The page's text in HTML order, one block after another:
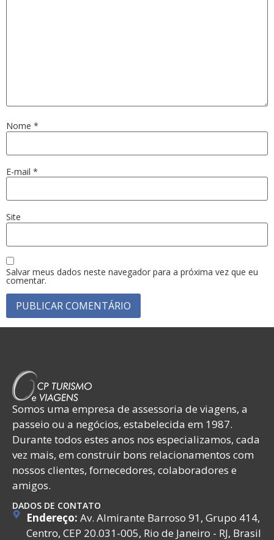
Nome *
E-mail *
Site
Salvar meus dados neste navegador para a próxima vez que eu
comentar.
Somos uma empresa de assessoria de viagens, a
passeio ou a negócios, estabelecida em 1987.
Durante todos estes anos nos especializamos, cada
vez mais, em construir bons relacionamentos com
nossos clientes, fornecedores, colaboradores e
amigos.
DADOS DE CONTATO
Endereço: Av. Almirante Barroso 91, Grupo 414,
Centro, CEP 20.031-005, Rio de Janeiro - RJ, Brasil